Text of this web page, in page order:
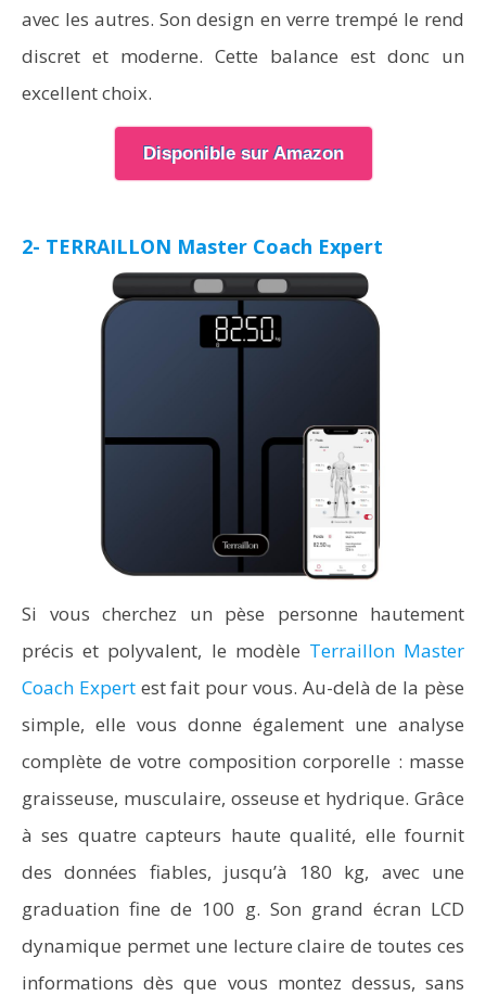
avec les autres. Son design en verre trempé le rend
discret et moderne. Cette balance est donc un
excellent choix.
Disponible sur Amazon
2- TERRAILLON Master Coach Expert
Si vous cherchez un pèse personne hautement
précis et polyvalent, le modèle Terraillon Master
Coach Expertest fait pour vous. Au-delà de la pèse
simple, elle vous donne également une analyse
complète de votre composition corporelle : masse
graisseuse, musculaire, osseuse et hydrique. Grâce
à ses quatre capteurs haute qualité, elle fournit
des données fiables, jusqu’à 180 kg, avec une
graduation fine de 100 g. Son grand écran LCD
dynamique permet une lecture claire de toutes ces
informations dès que vous montez dessus, sans